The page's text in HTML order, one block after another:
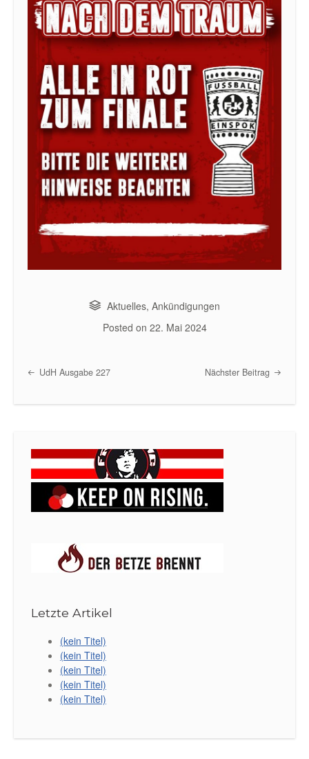
Aktuelles,Ankündigungen
Posted on 22. Mai 2024
Post navigation
UdH Ausgabe 227 Nächster Beitrag
Letzte Artikel
(kein Titel)
(kein Titel)
(kein Titel)
(kein Titel)
(kein Titel)